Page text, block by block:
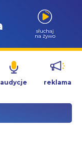
słuchaj
na żywo
audycje reklama